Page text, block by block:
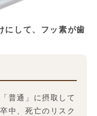
にして、フッ素が歯
普通」に摂取して
中、死亡のリスク